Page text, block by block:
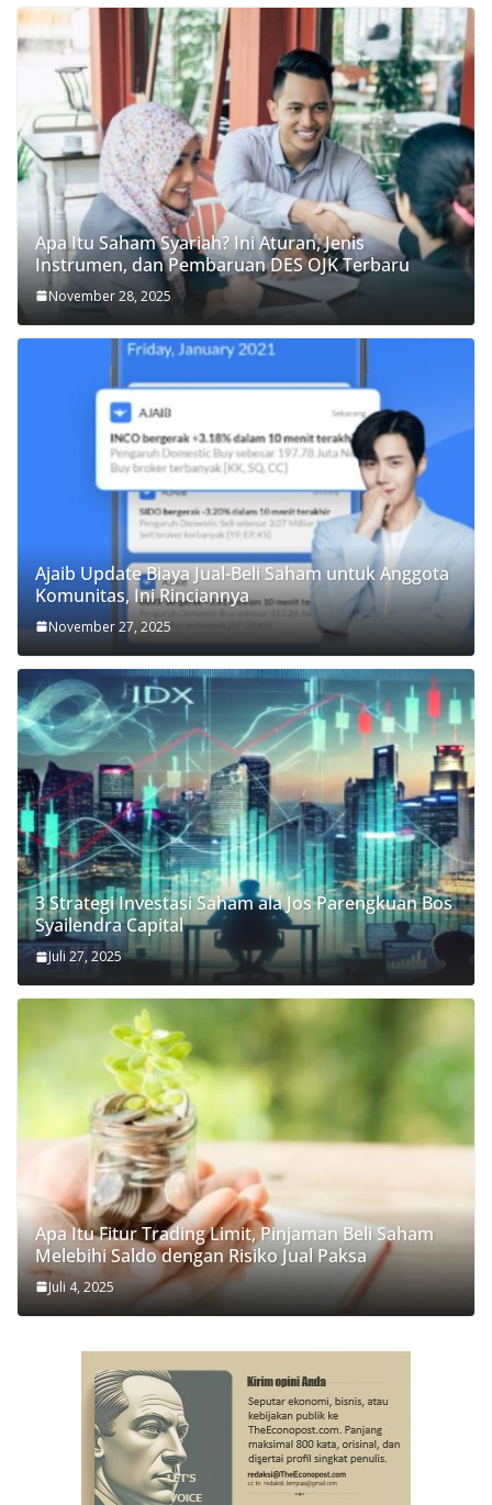
Apa Itu Saham Syariah? Ini Aturan, Jenis
Instrumen, dan Pembaruan DES OJK Terbaru
November 28, 2025
Ajaib Update Biaya Jual-Beli Saham untuk Anggota
Komunitas, Ini Rinciannya
November 27, 2025
3 Strategi Investasi Saham ala Jos Parengkuan Bos
Syailendra Capital
Juli 27, 2025
Apa Itu Fitur Trading Limit, Pinjaman Beli Saham
Melebihi Saldo dengan Risiko Jual Paksa
Juli 4, 2025